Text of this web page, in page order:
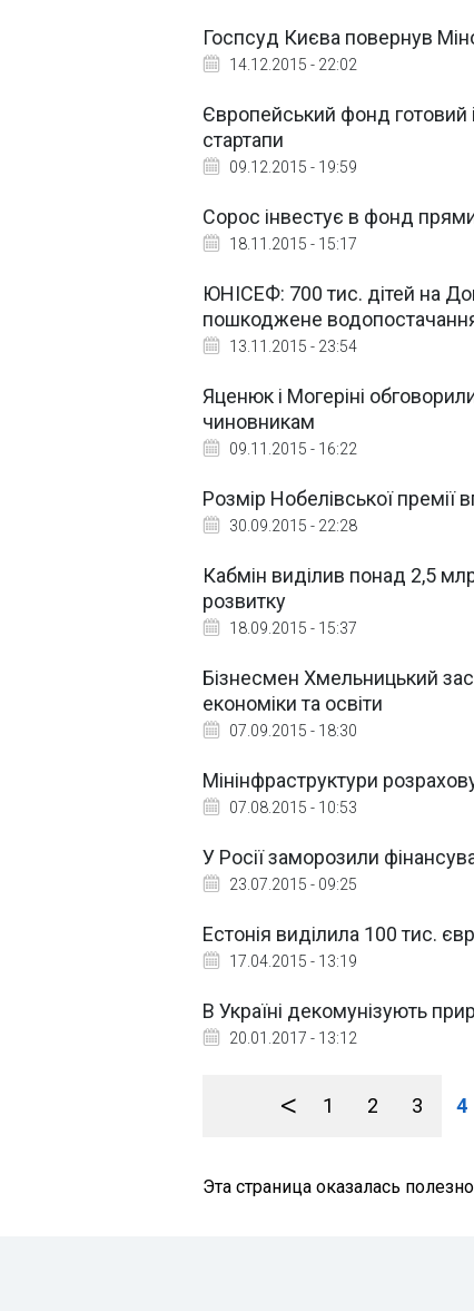
Госпсуд Києва повернув
14.12.2015 - 22:02
Європейський фонд готовий
стартапи
09.12.2015 - 19:59
Сорос інвестує в фонд
18.11.2015 - 15:17
ЮНІСЕФ: 700 тис. дітей на
пошкоджене
13.11.2015 - 23:54
Яценюк і Могеріні
чиновникам
09.11.2015 - 16:22
Розмір Нобелівської
30.09.2015 - 22:28
Кабмін виділив понад 2,5
розвитку
18.09.2015 - 15:37
Бізнесмен Хмельницький
економіки та освіти
07.09.2015 - 18:30
Мінінфраструктури
07.08.2015 - 10:53
У Росії заморозили
23.07.2015 - 09:25
Естонія виділила 100 тис.
17.04.2015 - 13:19
В Україні декомунізують
20.01.2017 - 13:12
< 1 2 3 4
Эта страница оказалась